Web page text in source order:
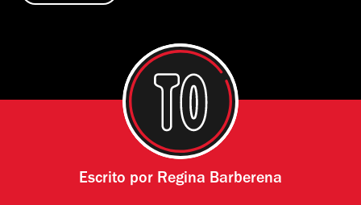
Escrito por Regina Barberena